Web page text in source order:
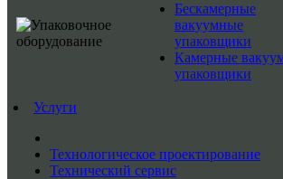
Бескамерные
вакуумные
упаковщики
Камерные
упаковщики
Услуги
Технологическое проектирование
Технический сервис